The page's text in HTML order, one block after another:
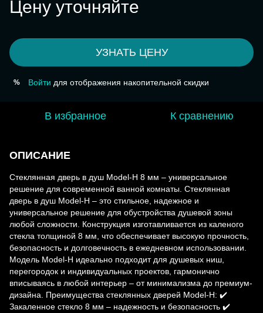
Цену уточняйте
УЗНАТЬ ЦЕНУ
% Войти для отображения накопительной скидки
В избранное К сравнению
ОПИСАНИЕ
Стеклянная дверь в душ Model-H 8 мм – универсальное
решение для современной ванной комнаты. Стеклянная
дверь в душ Model-H – это стильное, надежное и
универсальное решение для обустройства душевой зоны
любой сложности. Конструкция изготавливается из каленого
стекла толщиной 8 мм, что обеспечивает высокую прочность,
безопасность и долговечность в ежедневном использовании.
Модель Model-H идеально подходит для душевых ниш,
перегородок и индивидуальных проектов, гармонично
вписываясь в любой интерьер – от минимализма до премиум-
дизайна. Преимущества стеклянных дверей Model-H: ✔️
Закаленное стекло 8 мм – надежность и безопасность ✔️